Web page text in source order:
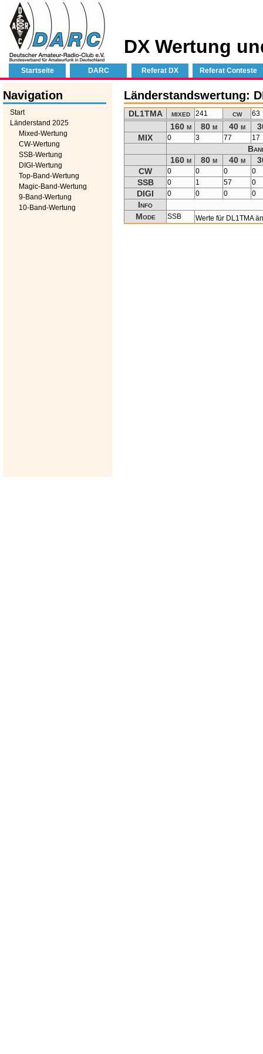
DX Wertung
Startseite DARC Referat DX Referat Conteste
Navigation
Start
Länderstand 2025
Mixed-Wertung
CW-Wertung
SSB-Wertung
DIGI-Wertung
Top-Band-Wertung
Magic-Band-Wertung
9-Band-Wertung
10-Band-Wertung
Länderstandswertung:
DL1TMA mixed 241 cw 63
160 m 80 m 40 m
MIX
0 3 77 17
160 m
80 m 40 m
CW
0 0 0 0
SSB 0 1 57 0
DIGI 0 0 0 0
Info
Mode
SSB Werte für DL1TMA